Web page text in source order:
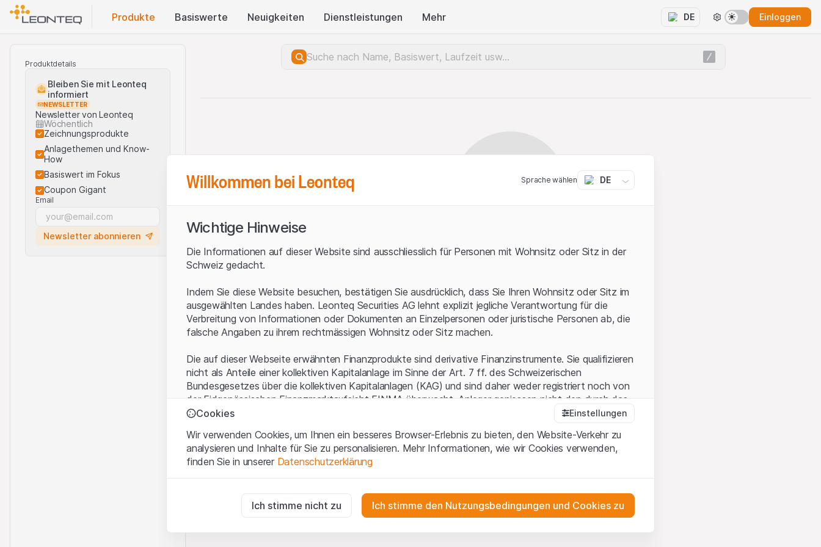
Produkte Basis​werte Neuigkeiten Dienstleistungen Mehr DE Einloggen
Produktdetails
Bleiben Sie mit Leonteq
informiert
NEWSLETTER
Newsletter von Leonteq
Wöchentlich
Zeichnungsprodukte
Anlagethemen und Know-
How
Basiswert im Fokus
Coupon Gigant
Email
Newsletter abonnieren
Willkommen bei Leonteq Sprache wählen DE
Wichtige Hinweise
Die Informationen auf dieser Website sind ausschliesslich für Personen mit Wohnsitz oder Sitz in der
Schweiz gedacht.
Indem Sie diese Website besuchen, bestätigen Sie ausdrücklich, dass Sie Ihren Wohnsitz oder Sitz im
ausgewählten Landes haben. Leonteq Securities AG lehnt explizit jegliche Verantwortung für die
Verbreitung von Informationen oder Dokumenten an Einzelpersonen oder juristische Personen ab, die
falsche Angaben zu ihrem rechtmässigen Wohnsitz oder Sitz machen.
Die auf dieser Webseite erwähnten Finanzprodukte sind derivative Finanzinstrumente. Sie qualifizieren
nicht als Anteile einer kollektiven Kapitalanlage im Sinne der Art. 7 ff. des Schweizerischen
Bundesgesetzes über die kollektiven Kapitalanlagen (KAG) und sind daher weder registriert noch von
der Eidgenössischen Finanzmarktaufsicht FINMA überwacht. Anleger geniessen nicht den durch das
KAG vermittelten spezifischen Anlegerschutz.
Anwendungsbedingungen und rechtliche Informationen
Mit dem Zugriff auf diese Website der Leonteq Securities AG (die "Website") erklären Sie, dass Sie die
rechtlichen Informationen und die wichtigen Hinweise und
Sämtliche Immaterialgüterrechte (wie z.B. Urheber¬, Design¬ und Markenrechte) an dem auf der
Cookies Einstellungen
Wir verwenden Cookies, um Ihnen ein besseres Browser-Erlebnis zu bieten, den Website-Verkehr zu
analysieren und Inhalte für Sie zu personalisieren. Mehr Informationen, wie wir Cookies verwenden,
finden Sie in unserer Datenschutzerklärung
Diese Cookies sind für die Website erforderlich und können nicht deaktiviert werden.
Ich stimme nicht zu Ich stimme den Nutzungsbedingungen und Cookies zu